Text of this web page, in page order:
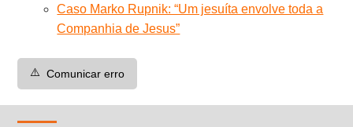
Caso Marko Rupnik: “Um jesuíta envolve toda a
Companhia de Jesus”
⚠️ Comunicar erro